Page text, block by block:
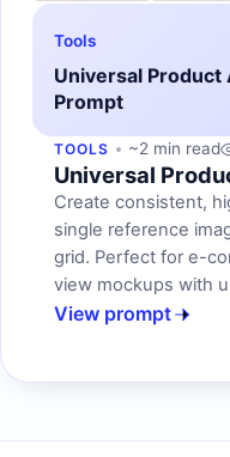
Tools
Universal Product
Prompt
TOOLS ~2 min read
Universal
Create consistent,
single reference
grid. Perfect for e-
view mockups with
View prompt